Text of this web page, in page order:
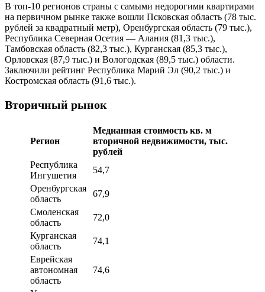
В топ-10 регионов страны с самыми недорогими квартирами
на первичном рынке также вошли Псковская область (78 тыс.
рублей за квадратный метр), Оренбургская область (79 тыс.),
Республика Северная Осетия — Алания (81,3 тыс.),
Тамбовская область (82,3 тыс.), Курганская (85,3 тыс.),
Орловская (87,9 тыс.) и Вологодская (89,5 тыс.) области.
Заключили рейтинг Республика Марий Эл (90,2 тыс.) и
Костромская область (91,6 тыс.).
Вторичный рынок
Регион
Медианная стоимость кв. м
вторичной недвижимости, тыс.
рублей
Республика
Ингушетия
54,7
Оренбургская
область
67,9
Смоленская
область
72,0
Курганская
область
74,1
Еврейская
автономная
область
74,6